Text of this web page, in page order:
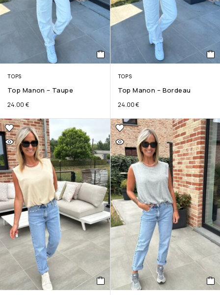
TOPS
Top Manon – Taupe
24.00 €
TOPS
Top Manon – Bordeau
24.00€